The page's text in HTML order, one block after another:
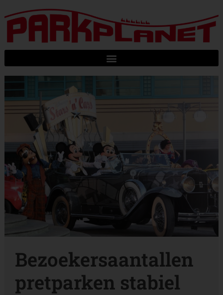
Bezoekersaantallen
pretparken stabiel